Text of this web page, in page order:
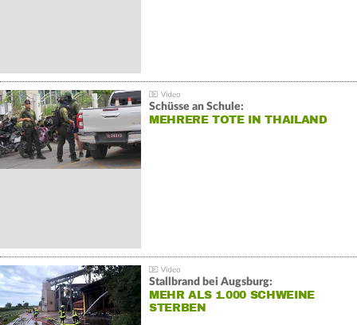
Schüsse an Schule:
MEHRERE TOTE IN THAILAND
Stallbrand bei Augsburg:
MEHR ALS 1.000 SCHWEINE
STERBEN